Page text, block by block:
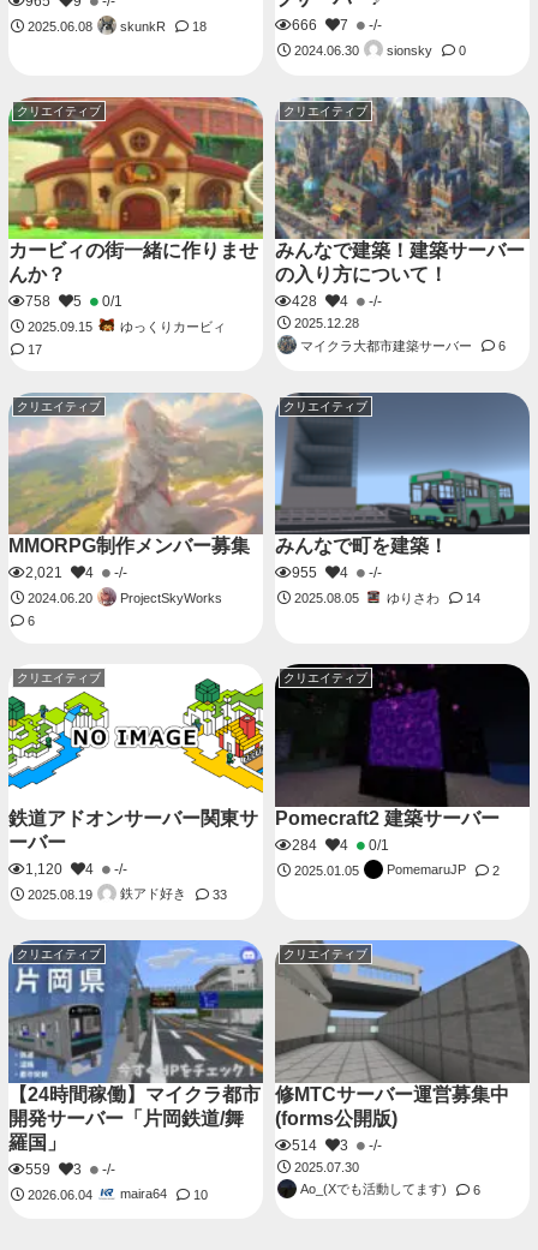
2025.06.08 skunkR 18 666 7 -/-
2024.06.30 sionsky 0
クリエイティブ
カービィの街一緒に作りませ
んか？
758 5 0/1
2025.09.15
ゆっくりカービィ
17
クリエイティブ
みんなで建築！建築サーバー
の入り方について！
428 4 -/-
2025.12.28
マイクラ大都市建築サーバー
6
クリエイティブ
MMORPG制作メンバー募集
2,021 4 -/-
2024.06.20
ProjectSkyWorks
6
クリエイティブ
みんなで町を建築！
955 4 -/-
2025.08.05 ゆりさわ 14
クリエイティブ
鉄道アドオンサーバー関東サ
ーバー
1,120 4 -/-
2025.08.19 鉄アド好き 33
クリエイティブ
Pomecraft2 建築サーバー
284 4 0/1
2025.01.05 PomemaruJP 2
クリエイティブ
【24時間稼働】マイクラ都市
開発サーバー「片岡鉄道/舞
羅国」
559 3 -/-
2026.06.04 maira64 10
クリエイティブ
修MTCサーバー運営募集中
(forms公開版)
514 3 -/-
2025.07.30
Ao_(Xでも活動してます)
6